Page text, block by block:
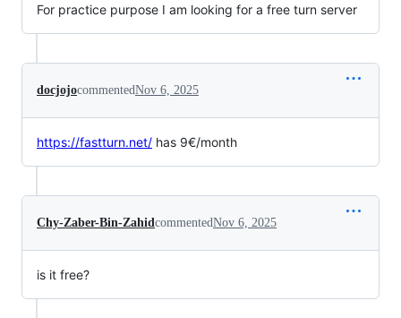
For practice purpose I am looking for a free turn server
docjojocommentedNov 6, 2025
https://fastturn.net/ has 9€/month
Chy-Zaber-Bin-ZahidcommentedNov 6, 2025
is it free?